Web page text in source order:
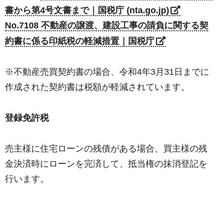
書から第4号文書まで｜国税庁 (nta.go.jp)
No.7108 不動産の譲渡、建設工事の請負に関する契
約書に係る印紙税の軽減措置｜国税庁
※不動産売買契約書の場合、令和4年3月31日までに
作成された契約書は税額が軽減されています。
登録免許税
売主様に住宅ローンの残債がある場合、買主様の残
金決済時にローンを完済して、抵当権の抹消登記を
行います。